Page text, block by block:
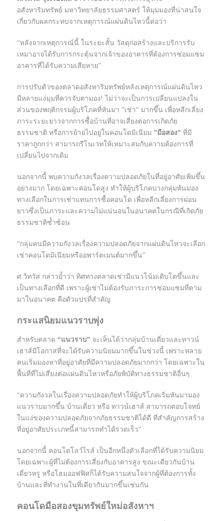
อสังหาริมทรัพย์ มหาวิทยาลัยธรรมศาสตร์ ให้มุมมองที่น่าสนใจ
เกี่ยวกับผลกระทบจากเหตุการณ์แผ่นดินไหวนี้ต่อว่า
“หลังจากเหตุการณ์นี้ ในระยะสั้น วัสดุก่อสร้างและบริการรับ
เหมาอาจได้รับการกระตุ้นจากเจ้าของอาคารที่ต้องการซ่อมแซม
อาคารที่ได้รับความเสียหาย”
การปรับตัวของตลาดอสังหาริมทรัพย์หลังเหตุการณ์แผ่นดินไหว
มีหลายแง่มุมที่ควรจับตามอง! ไม่ว่าจะเป็นการเปลี่ยนแปลงใน
ส่วนของพฤติกรรมผู้บริโภคที่หันมา ”เช่า” มากขึ้น เพื่อหลีกเลี่ยง
ภาระระยะยาวจากการซื้อบ้านที่อาจเสี่ยงต่อการเกิดภัย
ธรรมชาติ หรือการย้ายไปอยู่ในคอนโดมิเนียม ”มือสอง” ที่มี
ราคาถูกกว่า สามารถรีโนเวทให้เหมาะสมกับความต้องการที่
เปลี่ยนไปจากเดิม
นอกจากนี้ พบความกังวลเรื่องความปลอดภัยในที่อยู่อาศัยเพิ่มขึ้น
อย่างมาก โดยเฉพาะคอนโดสูง ทำให้ผู้บริโภคบางกลุ่มหันมอง
ทางเลือกในการเช่าแทนการซื้อคอนโด เพื่อหลีกเลี่ยงการผ่อน
ยาวซึ่งเป็นภาระและความไม่แน่นอนในอนาคตในกรณีที่เกิดภัย
ธรรมชาติซ้ำซ้อน
“กลุ่มคนมีความกังวลเรื่องความปลอดภัยจากแผ่นดินไหวจะเลือก
เช่าคอนโดมิเนียมหรืออพาร์ตเมนต์มากขึ้น”
ศ.วิทวัส กล่าวย้ำว่า ทิศทางตลาดเช่ามีแนวโน้มเติบโตขึ้นและ
เป็นทางเลือกที่ดี เพราะผู้เช่าไม่ต้องรับภาระการซ่อมแซมที่ตาม
มาในอนาคต คือตัวแปรที่สำคัญ
กระแสนิยมแนวราบพุ่ง
สำหรับตลาด “แนวราบ” จะเห็นได้ว่ากลุ่มบ้านเดี่ยวและทาวน์
เฮาส์มีโอกาสที่จะได้รับความนิยมมากขึ้นในช่วงนี้ เพราะหลาย
คนเริ่มมองหาที่อยู่อาศัยที่มีความปลอดภัยมากกว่า โดยเฉพาะใน
พื้นที่ที่ไม่เสี่ยงต่อแผ่นดินไหวหรือภัยพิบัติทางธรรมชาติอื่นๆ
“ความกังวลในเรื่องความปลอดภัยทำให้ผู้บริโภคเริ่มหันมามอง
แนวราบมากขึ้น บ้านเดี่ยว หรือ ทาวน์เฮาส์ สามารถตอบโจทย์
ในแง่ของความปลอดภัยจากภัยธรรมชาติได้ดี ที่สำคัญการสร้าง
ที่อยู่อาศัยประเภทนี้สามารถทำได้รวดเร็ว”
นอกจากนี้ คอนโดโลว์ไรส์ เป็นอีกหนึ่งตัวเลือกที่ได้รับความนิยม
โดยเฉพาะผู้ที่ไม่ต้องการเสี่ยงกับอาคารสูง ขณะเดียวกันบ้าน
เดี่ยวหรู หรือโฮมออฟฟิศก็ได้รับความสนใจจากผู้ที่ต้องการทั้ง
บ้านและที่ทำงานในที่เดียวกันมากขึ้นเช่นกัน
คอนโดมือสองขุมทรัพย์ใหม่อสังหาฯ